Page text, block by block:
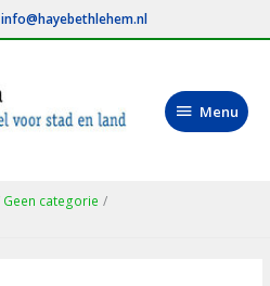
info@hayebethlehem.nl
Menu
Menu
Geen categorie